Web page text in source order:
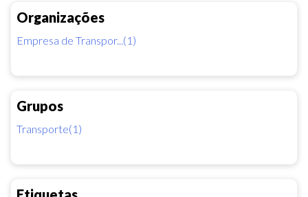
Organizações
Empresa de Transpor...(1)
Grupos
Transporte(1)